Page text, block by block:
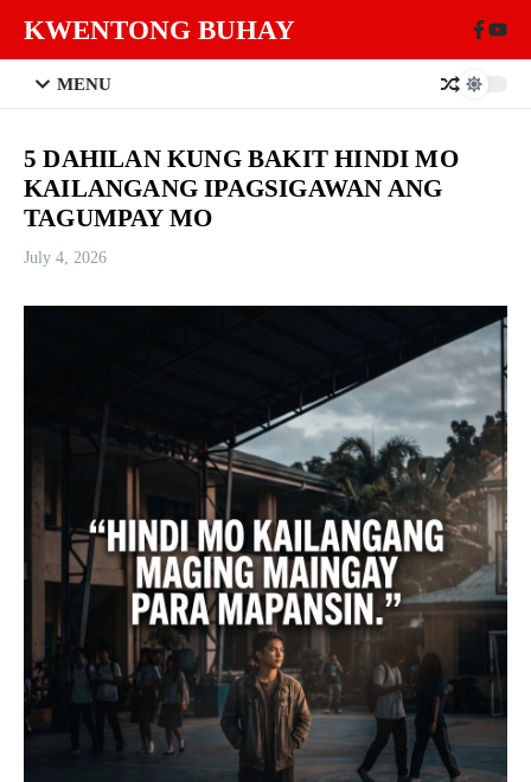
KWENTONG BUHAY
MENU
5 DAHILAN KUNG BAKIT HINDI MO
KAILANGANG IPAGSIGAWAN ANG
TAGUMPAY MO
July 4, 2026